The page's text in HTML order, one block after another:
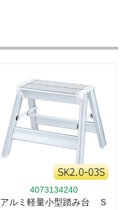
4073134240
アルミ軽量小型踏み台 Ｓ